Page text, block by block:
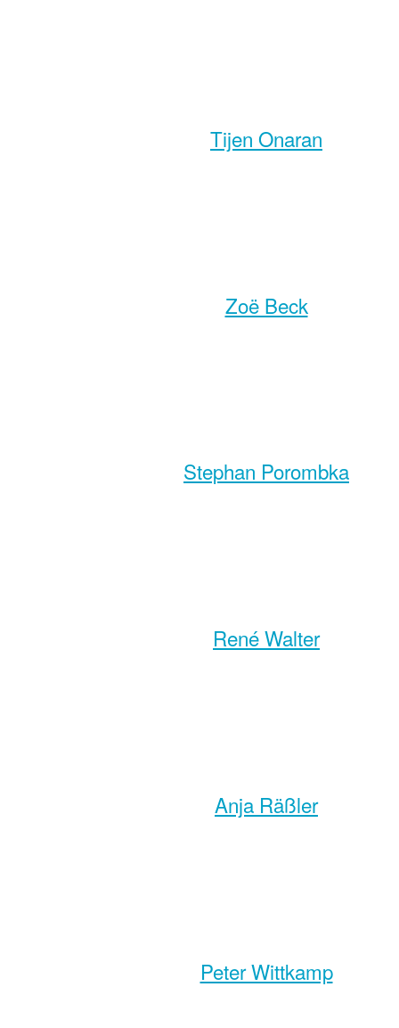
Tijen Onaran
Zoë Beck
Stephan Porombka
René Walter
Anja Räßler
Peter Wittkamp